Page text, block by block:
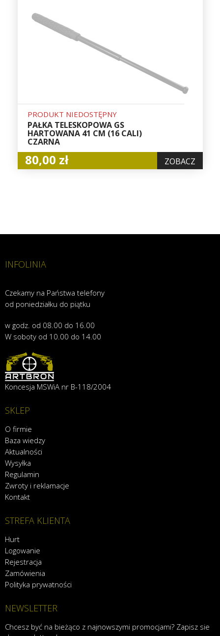
PRODUKT NIEDOSTĘPNY
PAŁKA TELESKOPOWA GS
HARTOWANA 41 CM (16 CALI)
CZARNA
80,00 zł ZOBACZ
INFOLINIA
Czekamy na Państwa telefony
od poniedziałku do piątku
w godz. od 08.00 do 16.00
W soboty od 10.00 do 14.00
Koncesja MSWiA nr B-118/2004
SKLEP
O firmie
Baza wiedzy
Aktualności
Wysyłka
Regulamin
Zwroty i reklamacje
Kontakt
STREFA KLIENTA
Hurt
Logowanie
Rejestracja
Zamówienia
Polityka prywatności
NEWSLETTER
Chcesz być na bieżąco z najnowszymi promocjami? Zapisz sie